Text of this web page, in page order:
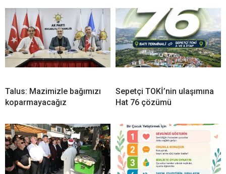
Talus: Mazimizle bağımızı
koparmayacağız
Sepetçi TOKİ’nin ulaşımına
Hat 76 çözümü